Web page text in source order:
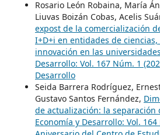
Rosario León Robaina, María
Liuvas Boizán Cobas, Acelis
expost de la comercialización
I+D+i en entidades de
innovación en las universidades
Desarrollo: Vol. 167 Núm. 1
Desarrollo
Seida Barrera Rodríguez,
Gustavo Santos Fernández,
de actualización: la separación
Economía y Desarrollo: Vol.